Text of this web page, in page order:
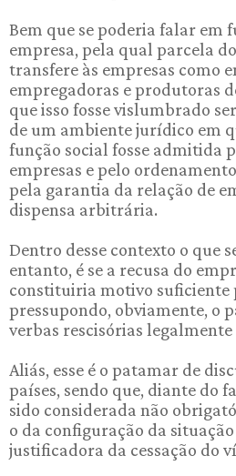
Bem que se poderia falar em
empresa, pela qual parcela
transfere às empresas como
empregadoras e produtoras
que isso fosse vislumbrado
de um ambiente jurídico em
função social fosse admitida
empresas e pelo
pela garantia da relação de
dispensa arbitrária.
Dentro desse contexto o que
entanto, é se a recusa do
constituiria motivo suficiente
pressupondo, obviamente, o
verbas rescisórias legalmente
Aliás, esse é o patamar de
países, sendo que, diante do
sido considerada não
o da configuração da
justificadora da cessação do